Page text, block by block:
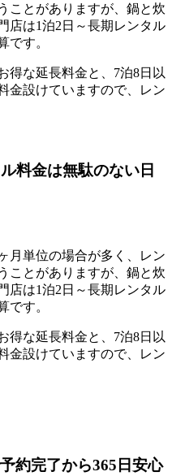
ことがありますが、鍋と炊
店は1泊2日～長期レンタル
です。
得な延長料金と、7泊8日以
金設けていますので、レン
料金は無駄のない日
月単位の場合が多く、レン
ことがありますが、鍋と炊
店は1泊2日～長期レンタル
です。
得な延長料金と、7泊8日以
金設けていますので、レン
約完了から365日安心